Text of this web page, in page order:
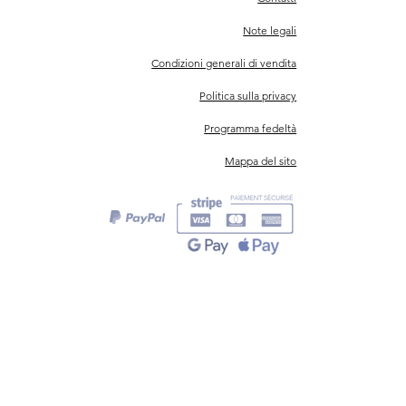
Note legali
Condizioni generali di vendita
Politica sulla privacy
Programma fedeltà
Mappa del sito